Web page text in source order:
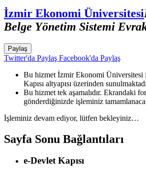
İzmir Ekonomi Üniversitesi
Belge Yönetim Sistemi
Paylaş
Twitter'da Paylaş Facebook'da Paylaş
Bu hizmet İzmir Ekonomi
Kapısı altyapısı üzerinden
Bu hizmet tek aşamalıdır. Ekrandaki
gönderdiğinizde işleminiz
İşleminiz devam ediyor, lütfen bekleyiniz…
Sayfa Sonu Bağlantıları
e-Devlet Kapısı